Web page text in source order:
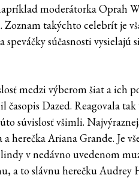
moderátorka Oprah
takýchto celebrít je
speváčky súčasnosti
medzi výberom šiat a ich
časopis Dazed. Reagovala
súvislosť všimli.
a herečka Ariana Grande. Je
v nedávno uvedenom
a to slávnu herečku Audrey